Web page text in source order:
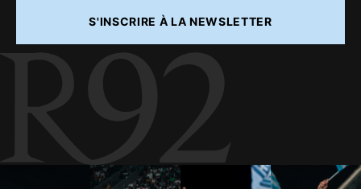
S'INSCRIRE À LA NEWSLETTER